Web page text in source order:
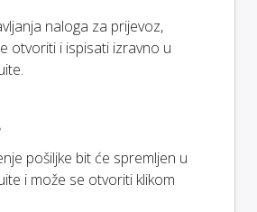
naloga za prijevoz,
otvoriti i ispisati izravno u
pošiljke bit će spremljen u
i može se otvoriti klikom